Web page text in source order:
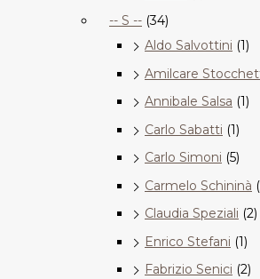
-- S -- (34)
Aldo Salvottini (1)
Amilcare
Annibale Salsa (1)
Carlo Sabatti (1)
Carlo Simoni (5)
Carmelo Schininà
Claudia Speziali (2)
Enrico Stefani (1)
Fabrizio Senici (2)